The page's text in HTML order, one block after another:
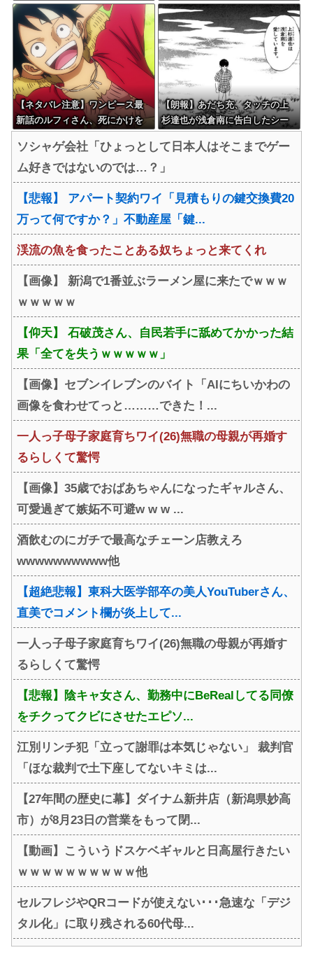
「！！！！！！」→
【ネタバレ注意】ワンピース最
新話のルフィさん、死にかけを
吐いてしまう・・・
【朗報】あだち充、タッチの上
杉達也が浅倉南に告白したシー
ソシャゲ会社「ひょっとして日本人はそこまでゲー
ム好きではないのでは…？」
【悲報】 アパート契約ワイ「見積もりの鍵交換費20
万って何ですか？」不動産屋「鍵...
渓流の魚を食ったことある奴ちょっと来てくれ
【画像】 新潟で1番並ぶラーメン屋に来たでｗｗｗ
ｗｗｗｗｗ
【仰天】 石破茂さん、自民若手に舐めてかかった結
果「全てを失うｗｗｗｗｗ」
【画像】セブンイレブンのバイト「AIにちいかわの
画像を食わせてっと………できた！...
一人っ子母子家庭育ちワイ(26)無職の母親が再婚す
るらしくて驚愕
【画像】35歳でおばあちゃんになったギャルさん、
可愛過ぎて嫉妬不可避w w w ...
酒飲むのにガチで最高なチェーン店教えろ
wwwwwwwwww他
【超絶悲報】東科大医学部卒の美人YouTuberさん、
直美でコメント欄が炎上して...
一人っ子母子家庭育ちワイ(26)無職の母親が再婚す
るらしくて驚愕
【悲報】陰キャ女さん、勤務中にBeRealしてる同僚
をチクってクビにさせたエピソ...
江別リンチ犯「立って謝罪は本気じゃない」 裁判官
「ほな裁判で土下座してないキミは...
【27年間の歴史に幕】ダイナム新井店（新潟県妙高
市）が8月23日の営業をもって閉...
【動画】こういうドスケベギャルと日高屋行きたい
ｗｗｗｗｗｗｗｗｗｗ他
セルフレジやQRコードが使えない･･･急速な「デジ
タル化」に取り残される60代母...